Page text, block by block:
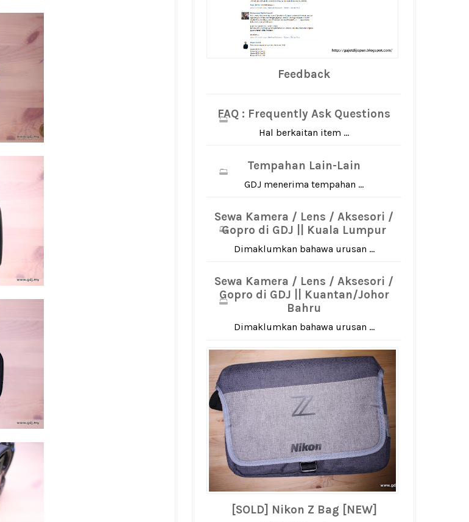
Feedback
FAQ : Frequently Ask Questions
Hal berkaitan item ...
Tempahan Lain-Lain
GDJ menerima tempahan ...
Sewa Kamera / Lens / Aksesori /
Gopro di GDJ || Kuala Lumpur
Dimaklumkan bahawa urusan ...
Sewa Kamera / Lens / Aksesori /
Gopro di GDJ || Kuantan/Johor
Bahru
Dimaklumkan bahawa urusan ...
[SOLD] Nikon Z Bag [NEW]